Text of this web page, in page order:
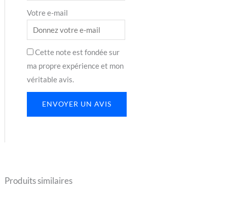
Votre e-mail
Cette note est fondée sur
ma propre expérience et mon
véritable avis.
ENVOYER UN AVIS
Produits similaires